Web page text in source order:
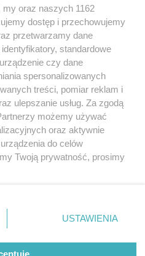
Katowice
lampek
regulamin korzystania z portali
Skontakuj sięz nami
Kontakt
Wydawca
Redakcja
my oraz naszych 1162
dostęp i przechowujemy
przetwarzamy dane
standardowe
czy dane
spersonalizowanych
treści, pomiar reklam i
ulepszanie usług. Za zgodą
możemy używać
oraz aktywnie
do celów
Twoją prywatność, prosimy
lewym dolnym rogu strony
danych nie wymagają
prawo sprzeciwić się
będą miały
USTAWIENIA